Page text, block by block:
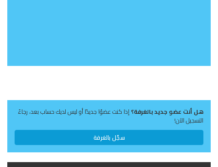
هل أنت عضو جديد بالغرفة؟إذا كنت عضوًا جديدًا أو ليس لديك حساب بعد، رجاءً
التسجيل الآن!
سجّل بالغرفة